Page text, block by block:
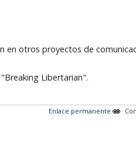
otros proyectos de
Libertarian".
Enlace permanente